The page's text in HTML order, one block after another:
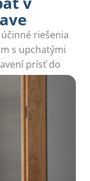
riešenia
s upchatými
prísť do
s odpadmi.